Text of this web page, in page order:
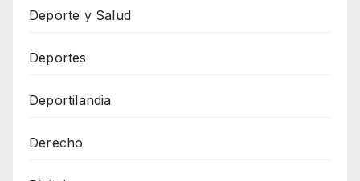
Deporte y Salud
Deportes
Deportilandia
Derecho